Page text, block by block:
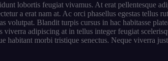
lobortis feugiat vivamus. At erat pellentesque
a erat nam at. Ac orci phasellus egestas
volutpat. Blandit turpis cursus in hac habitasse
viverra adipiscing at in tellus integer feugiat
habitant morbi tristique senectus. Neque viverra